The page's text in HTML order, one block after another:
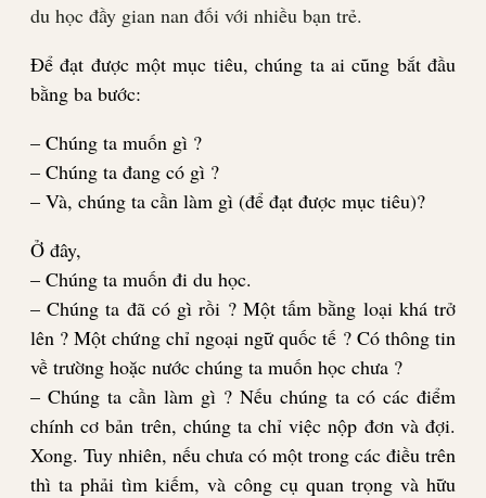
du học đầy gian nan đối với nhiều bạn trẻ.
Để đạt được một mục tiêu, chúng ta ai cũng bắt đầu
bằng ba bước:
– Chúng ta muốn gì ?
– Chúng ta đang có gì ?
– Và, chúng ta cần làm gì (để đạt được mục tiêu)?
Ở đây,
– Chúng ta muốn đi du học.
– Chúng ta đã có gì rồi ? Một tấm bằng loại khá trở
lên ? Một chứng chỉ ngoại ngữ quốc tế ? Có thông tin
về trường hoặc nước chúng ta muốn học chưa ?
– Chúng ta cần làm gì ? Nếu chúng ta có các điểm
chính cơ bản trên, chúng ta chỉ việc nộp đơn và đợi.
Xong. Tuy nhiên, nếu chưa có một trong các điều trên
thì ta phải tìm kiếm, và công cụ quan trọng và hữu